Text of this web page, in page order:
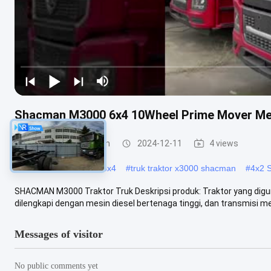
Shacman M3000 6x4 10Wheel Prime Mover
truk traktor shacman 2024-12-11 4 views
#X3000 Shacman truk 6x4 #truk traktor x3000 shacman #4x2
SHACMAN M3000 Traktor Truk Deskripsi produk: Traktor yang
dilengkapi dengan mesin diesel bertenaga tinggi, dan transmisi
Messages of visitor
No public comments yet